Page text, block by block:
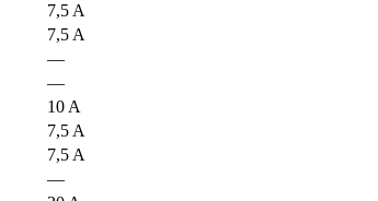
7,5 A
7,5 A
—
—
10 A
7,5 A
7,5 A
—